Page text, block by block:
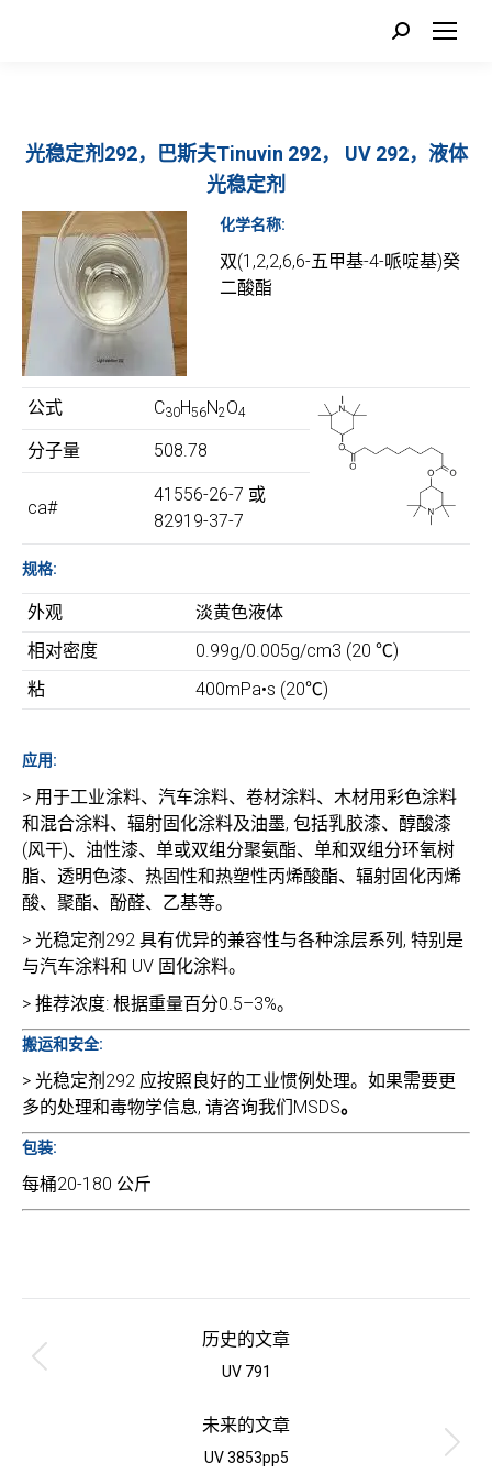
Search:
光稳定剂292，巴斯夫Tinuvin 292， UV 292，液体
光稳定剂
化学名称:
双(1,2,2,6,6-五甲基-4-哌啶基)癸
二酸酯
公式 C30H56N2O4
分子量 508.78
ca#
41556-26-7 或
82919-37-7
规格:
外观
淡黄色液体
相对密度
0.99g/0.005g/cm3 (20 ℃)
粘
400mPa•s (20℃)
应用:
> 用于工业涂料、汽车涂料、卷材涂料、木材用彩色涂料
和混合涂料、辐射固化涂料及油墨, 包括乳胶漆、醇酸漆
(风干)、油性漆、单或双组分聚氨酯、单和双组分环氧树
脂、透明色漆、热固性和热塑性丙烯酸酯、辐射固化丙烯
酸、聚酯、酚醛、乙基等。
> 光稳定剂292 具有优异的兼容性与各种涂层系列, 特别是
与汽车涂料和 UV 固化涂料。
> 推荐浓度: 根据重量百分0.5–3%。
搬运和安全:
> 光稳定剂292 应按照良好的工业惯例处理。如果需要更
多的处理和毒物学信息, 请咨询我们MSDS。
包装:
每桶20-180 公斤
导
历史的文章
上
个
项
目：
UV 791
未来的文章
下
UV 3853pp5